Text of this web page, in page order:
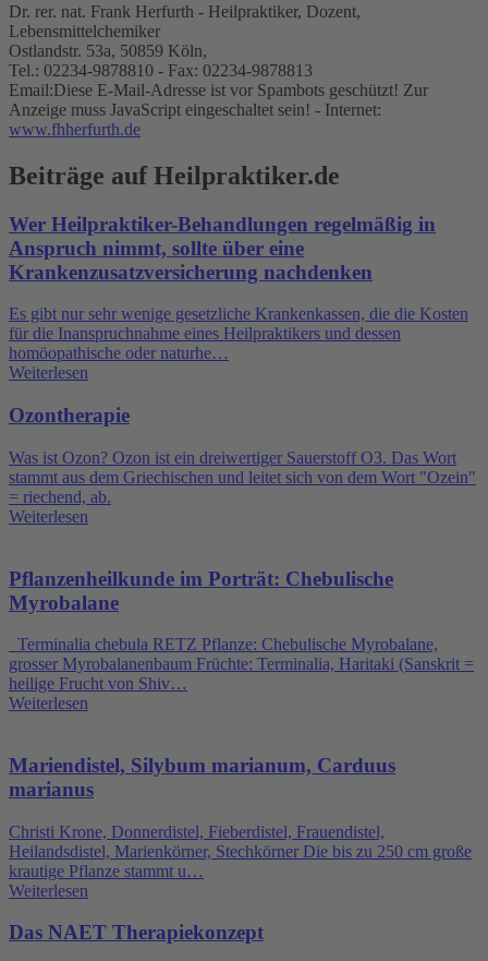
Dr. rer. nat. Frank Herfurth - Heilpraktiker, Dozent,
Lebensmittelchemiker
Ostlandstr. 53a, 50859 Köln,
Tel.: 02234-9878810 - Fax: 02234-9878813
Email:Diese E-Mail-Adresse ist vor Spambots geschützt! Zur
Anzeige muss JavaScript eingeschaltet sein! - Internet:
www.fhherfurth.de
Beiträge auf Heilpraktiker.de
Wer Heilpraktiker-Behandlungen regelmäßig in
Anspruch nimmt, sollte über eine
Krankenzusatzversicherung nachdenken
Es gibt nur sehr wenige gesetzliche Krankenkassen, die die Kosten
für die Inanspruchnahme eines Heilpraktikers und dessen
homöopathische oder naturhe…
Weiterlesen
Ozontherapie
Was ist Ozon? Ozon ist ein dreiwertiger Sauerstoff O3. Das Wort
stammt aus dem Griechischen und leitet sich von dem Wort "Ozein"
= riechend, ab.
Weiterlesen
Pflanzenheilkunde im Porträt: Chebulische
Myrobalane
Terminalia chebula RETZ Pflanze: Chebulische Myrobalane,
grosser Myrobalanenbaum Früchte: Terminalia, Haritaki (Sanskrit =
heilige Frucht von Shiv…
Weiterlesen
Mariendistel, Silybum marianum, Carduus
marianus
Christi Krone, Donnerdistel, Fieberdistel, Frauendistel,
Heilandsdistel, Marienkörner, Stechkörner Die bis zu 250 cm große
krautige Pflanze stammt u…
Weiterlesen
Das NAET Therapiekonzept